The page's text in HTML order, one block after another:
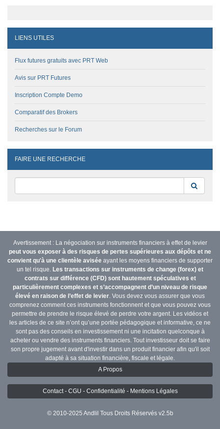
LIENS UTILES
Flux futures gratuits avec PRT Web
Avis sur PRT Futures
Inscription Compte Demo
Comparatif des Brokers
Recherches sur le Forum
FAIRE UNE RECHERCHE
Avertissement : La négociation sur instruments financiers à effet de levier
peut vous exposer à des risques de pertes supérieures aux dépôts et ne
convient qu'à une clientèle avisée ayant les moyens financiers de supporter
un tel risque. Les transactions sur instruments de change (forex) et
contrats sur différence (CFD) sont hautement spéculatives et
particulièrement complexes et s’accompagnent d’un niveau de risque
élevé en raison de l’effet de levier. Vous devez vous assurer que vous
comprenez comment ces instruments fonctionnent et que vous pouvez vous
permettre de prendre le risque élevé de perdre votre argent. Les vidéos et
les articles de ce site n’ont qu’une portée pédagogique et informative, ce ne
sont pas des conseils en investissement ni une incitation quelconque à
acheter ou vendre des instruments financiers. Tout investisseur doit se faire
son propre jugement avant d'investir dans un produit financier afin qu'il soit
adapté à sa situation financière, fiscale et légale.
A Propos
Contact - CGU - Confidentialité - Mentions Légales
© 2010-2025 Andlil Tous Droits Réservés v2.5b